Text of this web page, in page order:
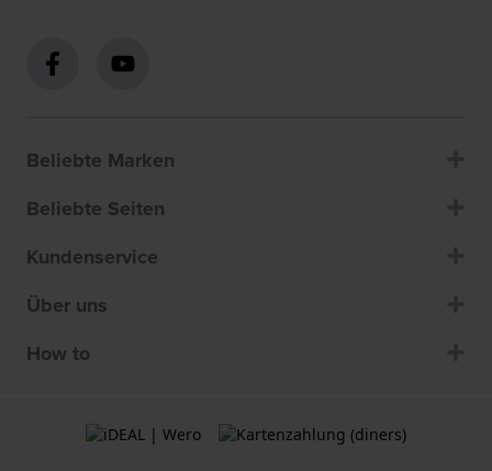
Beliebte Marken
Beliebte Seiten
Kundenservice
Über uns
How to